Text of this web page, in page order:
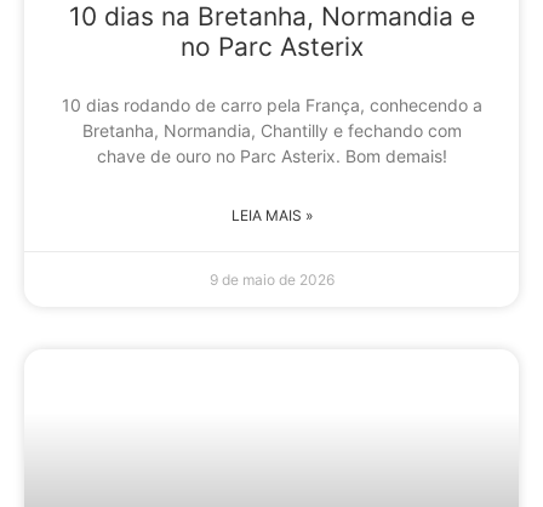
10 dias na Bretanha, Normandia e
no Parc Asterix
10 dias rodando de carro pela França, conhecendo a
Bretanha, Normandia, Chantilly e fechando com
chave de ouro no Parc Asterix. Bom demais!
LEIA MAIS »
9 de maio de 2026